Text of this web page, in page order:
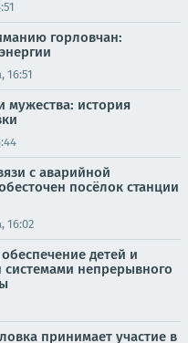
горловчан:
16:51
мужества: история
с аварийной
посёлок станции
16:02
детей и
непрерывного
принимает участие в